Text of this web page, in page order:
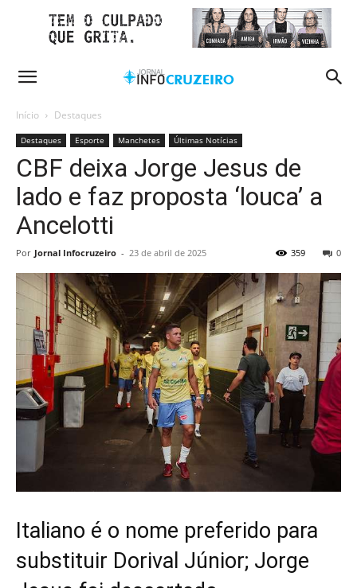
Início Destaques
Destaques Esporte Manchetes Últimas Notícias
CBF deixa Jorge Jesus de
lado e faz proposta ‘louca’ a
Ancelotti
Por Jornal Infocruzeiro - 23 de abril de 2025 0
359
Italiano é o nome preferido para
substituir Dorival Júnior; Jorge